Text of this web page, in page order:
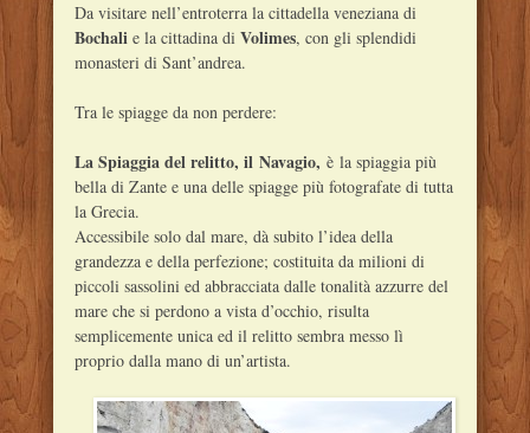
Da visitare nell’entroterra la cittadella veneziana di
Bochalie la cittadina di Volimes, con gli splendidi
monasteri di Sant’andrea.
Tra le spiagge da non perdere:
La Spiaggia del relitto, il Navagio, è la spiaggia più
bella di Zante e una delle spiagge più fotografate di tutta
la Grecia.
Accessibile solo dal mare, dà subito l’idea della
grandezza e della perfezione; costituita da milioni di
piccoli sassolini ed abbracciata dalle tonalità azzurre del
mare che si perdono a vista d’occhio, risulta
semplicemente unica ed il relitto sembra messo lì
proprio dalla mano di un’artista.